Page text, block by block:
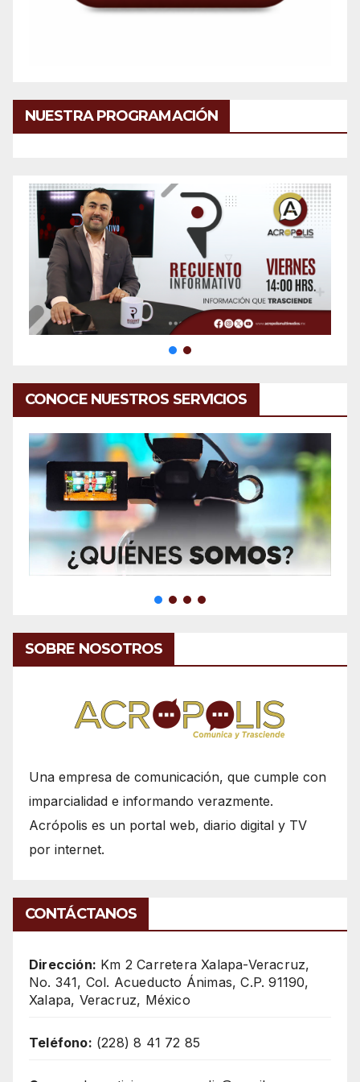
NUESTRA PROGRAMACIÓN
CONOCE NUESTROS SERVICIOS
SOBRE NOSOTROS
Una empresa de comunicación, que cumple con
imparcialidad e informando verazmente.
Acrópolis es un portal web, diario digital y TV
por internet.
CONTÁCTANOS
Dirección: Km 2 Carretera Xalapa-Veracruz,
No. 341, Col. Acueducto Ánimas, C.P. 91190,
Xalapa, Veracruz, México
Teléfono: (228) 8 41 72 85